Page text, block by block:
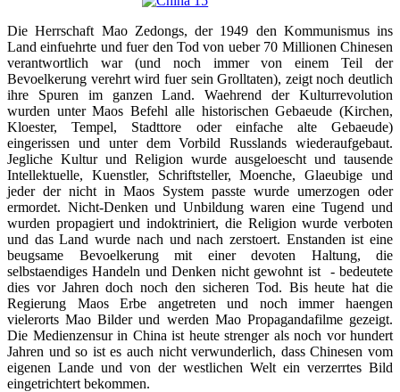
Die Herrschaft Mao Zedongs, der 1949 den Kommunismus ins
Land einfuehrte und fuer den Tod von ueber 70 Millionen Chinesen
verantwortlich war (und noch immer von einem Teil der
Bevoelkerung verehrt wird fuer sein Grolltaten), zeigt noch deutlich
ihre Spuren im ganzen Land. Waehrend der Kulturrevolution
wurden unter Maos Befehl alle historischen Gebaeude (Kirchen,
Kloester, Tempel, Stadttore oder einfache alte Gebaeude)
eingerissen und unter dem Vorbild Russlands wiederaufgebaut.
Jegliche Kultur und Religion wurde ausgeloescht und tausende
Intellektuelle, Kuenstler, Schriftsteller, Moenche, Glaeubige und
jeder der nicht in Maos System passte wurde umerzogen oder
ermordet. Nicht-Denken und Unbildung waren eine Tugend und
wurden propagiert und indoktriniert, die Religion wurde verboten
und das Land wurde nach und nach zerstoert. Enstanden ist eine
beugsame Bevoelkerung mit einer devoten Haltung, die
selbstaendiges Handeln und Denken nicht gewohnt ist - bedeutete
dies vor Jahren doch noch den sicheren Tod. Bis heute hat die
Regierung Maos Erbe angetreten und noch immer haengen
vielerorts Mao Bilder und werden Mao Propagandafilme gezeigt.
Die Medienzensur in China ist heute strenger als noch vor hundert
Jahren und so ist es auch nicht verwunderlich, dass Chinesen vom
eigenen Lande und von der westlichen Welt ein verzerrtes Bild
eingetrichtert bekommen.